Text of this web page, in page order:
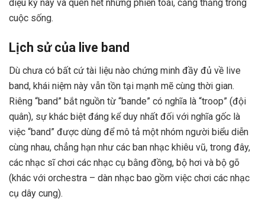
diệu kỳ này và quên hết những phiền toái, căng thẳng trong
cuộc sống.
Lịch sử của live band
Dù chưa có bất cứ tài liệu nào chứng minh đầy đủ về live
band, khái niệm này vẫn tồn tại mạnh mẽ cùng thời gian.
Riêng “band” bắt nguồn từ “bande” có nghĩa là “troop” (đội
quân), sự khác biệt đáng kể duy nhất đối với nghĩa gốc là
việc “band” được dùng để mô tả một nhóm người biểu diễn
cùng nhau, chẳng hạn như các ban nhạc khiêu vũ, trong đây,
các nhạc sĩ chơi các nhạc cụ bằng đồng, bộ hơi và bộ gõ
(khác với orchestra – dàn nhạc bao gồm việc chơi các nhạc
cụ dây cung).